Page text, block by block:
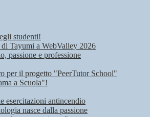
studenti!
Tayumi a WebValley 2026
passione e professione
per il progetto "PeerTutor School"
a Scuola"!
esercitazioni antincendio
nasce dalla passione